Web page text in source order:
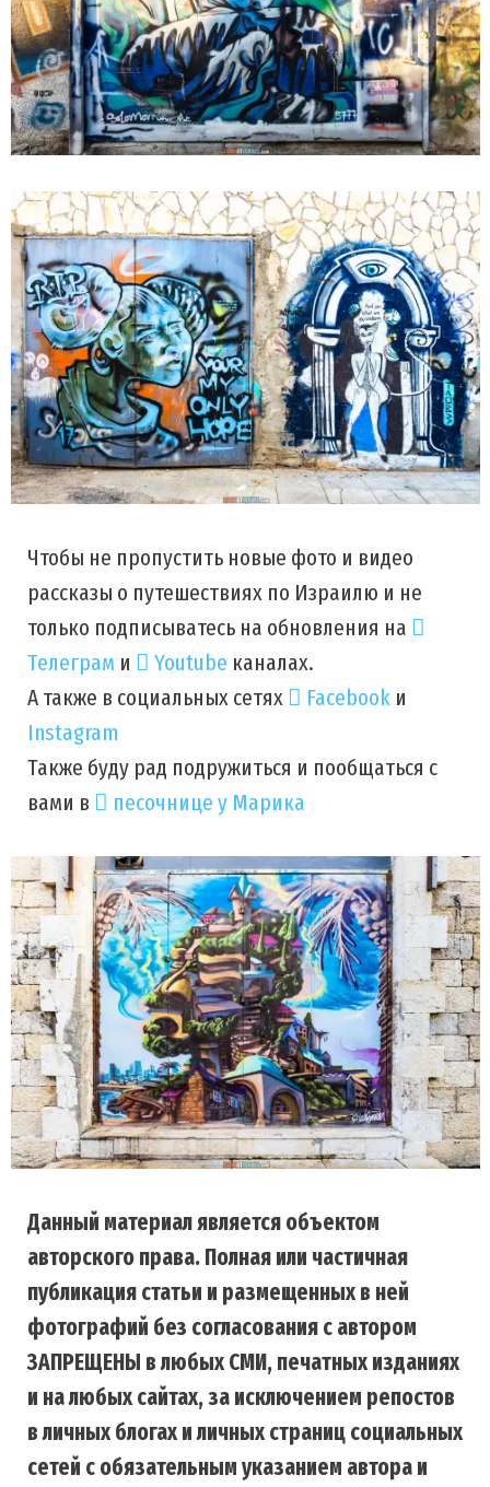
Чтобы не пропустить новые фото и видео
рассказы о путешествиях по Израилю и не
только подписыватесь на обновления на
Телеграм и Youtube каналах.
А также в социальных сетях
Facebook и
Instagram
Также буду рад подружиться и пообщаться с
вами в
песочнице у Марика
Данный материал является объектом
авторского права. Полная или частичная
публикация статьи и размещенных в ней
фотографий без согласования с автором
ЗАПРЕЩЕНЫ в любых СМИ, печатных изданиях
и на любых сайтах, за исключением репостов
в личных блогах и личных страниц социальных
сетей с обязательным указанием автора и